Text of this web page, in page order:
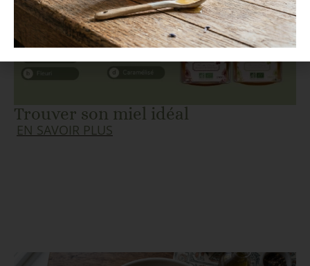
Trouver son miel idéal
EN SAVOIR PLUS